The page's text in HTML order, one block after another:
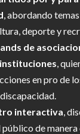
, abordando
deporte y
de
,
en pro de
interactiva ,
de manera